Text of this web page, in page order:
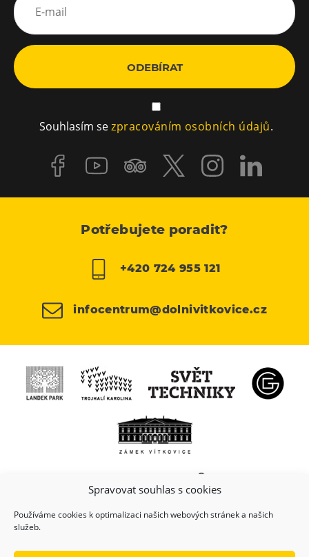
Spravovat souhlas s cookies
Používáme cookies k optimalizaci našich webových stránek a našich
služeb.
ODEBÍRAT
Souhlasím sezpracováním osobních údajů.
Potřebujete poradit?
+420 724 955 121
infocentrum@dolnivitkovice.cz